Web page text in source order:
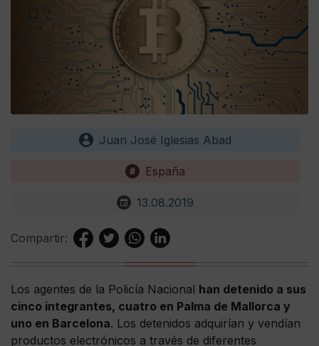
Juan José Iglesias Abad
España
13.08.2019
Compartir:
Los agentes de la Policía Nacional han detenido a sus
cinco integrantes, cuatro en Palma de Mallorca y
uno en Barcelona. Los detenidos adquirían y vendían
productos electrónicos a través de diferentes